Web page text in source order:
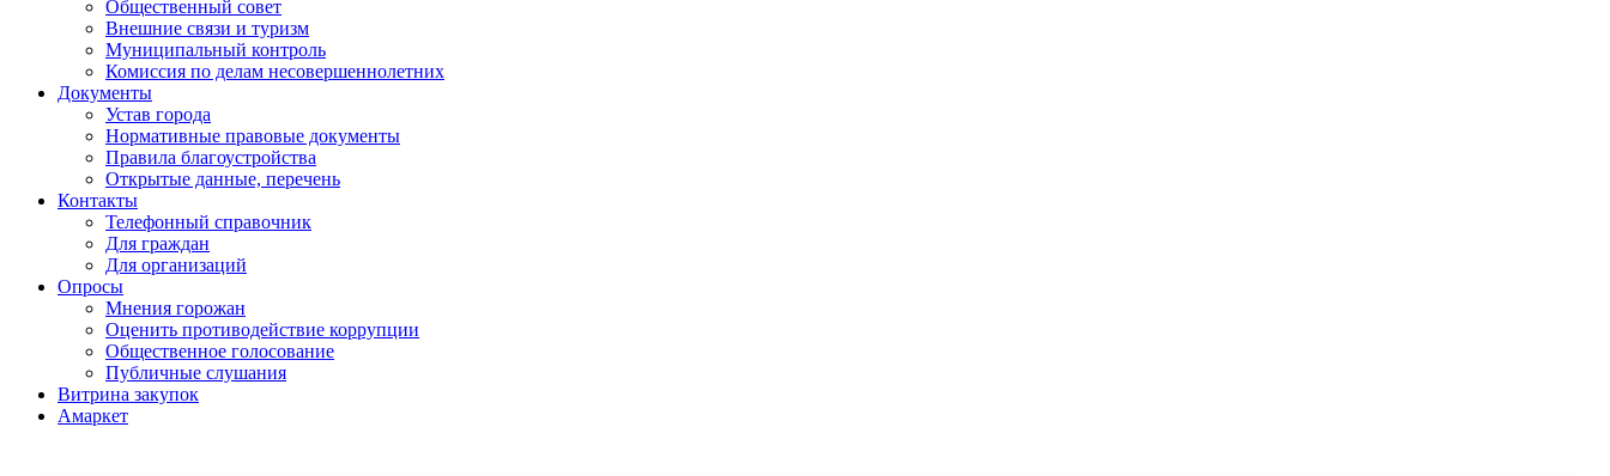
Общественный совет
Внешние связи и туризм
Муниципальный контроль
Комиссия по делам несовершеннолетних
Документы
Устав города
Нормативные правовые документы
Правила благоустройства
Открытые данные, перечень
Контакты
Телефонный справочник
Для граждан
Для организаций
Опросы
Мнения горожан
Оценить противодействие коррупции
Общественное голосование
Публичные слушания
Витрина закупок
Амаркет